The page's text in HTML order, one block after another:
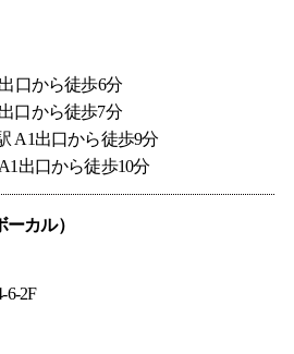
口から徒歩6分
口から徒歩7分
A1出口から徒歩9分
出口から徒歩10分
ーカル）
6-2F